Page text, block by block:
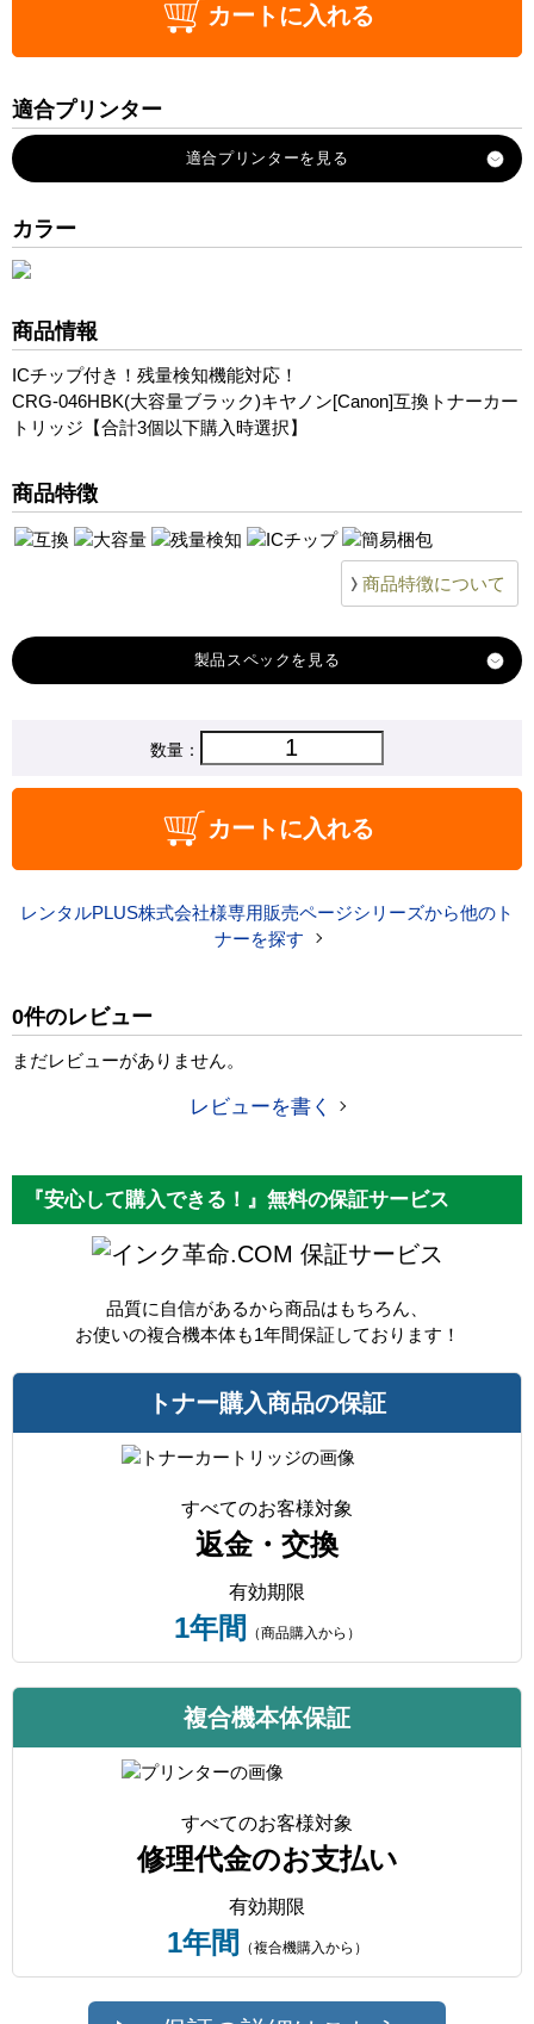
カートに入れる
適合プリンター
Satera-LBP652C
Satera-LBP651C
Satera-MF735Cdw
Satera-MF733Cdw
Satera-MF731Cdw
カラー
商品情報
ICチップ付き！残量検知機能対応！
CRG-046HBK(大容量ブラック)キヤノン[Canon]互換トナーカー
トリッジ【合計3個以下購入時選択】
商品特徴
商品特徴について
製品スペック
CRG-046HBK
税込価格 9,390 円
カラー
ICチップ
互換トナー
数量：
カートに入れる
レンタルPLUS株式会社様専用販売ページシリーズから他のト
ナーを探す
0件のレビュー
まだレビューがありません。
レビューを書く
『安心して購入できる！』無料の保証サービス
保証サービス
品質に自信があるから商品はもちろん、
お使いの複合機本体も1年間保証しております！
トナー購入商品の保証
すべてのお客様対象
返金・交換
有効期限
1年間 （商品購入から）
複合機本体保証
すべてのお客様対象
修理代金のお支払い
有効期限
1年間 （複合機購入から）